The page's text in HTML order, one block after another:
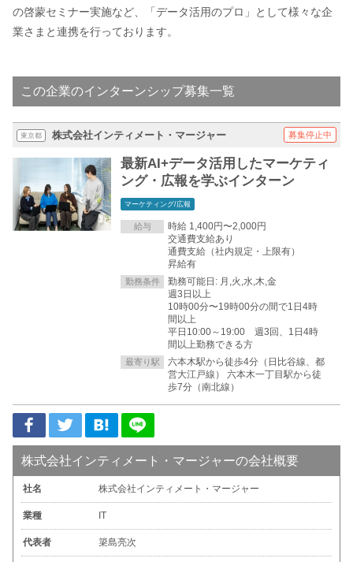
の啓蒙セミナー実施など、「データ活用のプロ」として様々な企
業さまと連携を行っております。
この企業のインターンシップ募集一覧
東京都 株式会社インティメート・マージャー 募集停止中
最新AI+データ活用したマーケティ
ング・広報を学ぶインターン
マーケティング/広報
給与
時給 1,400円〜2,000円
交通費支給あり
通費支給（社内規定・上限有）
昇給有
勤務条件
勤務可能日: 月,火,水,木,金
週3日以上
10時00分〜19時00分の間で1日4時
間以上
平日10:00～19:00 週3回、1日4時
間以上勤務できる方
最寄り駅
六本木駅から徒歩4分（日比谷線、都
営大江戸線） 六本木一丁目駅から徒
歩7分（南北線）
株式会社インティメート・マージャーの会社概要
社名 株式会社インティメート・マージャー
業種 IT
代表者 簗島亮次